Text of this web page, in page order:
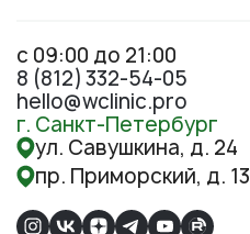
с 09:00 до 21:00
8 (812) 332-54-05
hello@wclinic.pro
г. Санкт-Петербург
ул. Савушкина, д. 24
пр. Приморский, д. 13